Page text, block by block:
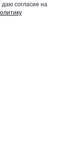
согласие на